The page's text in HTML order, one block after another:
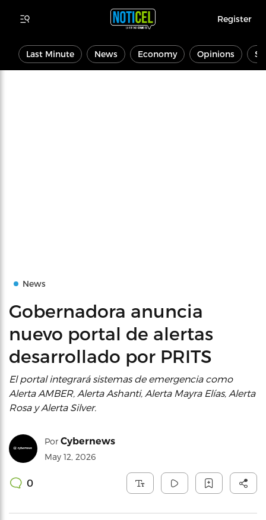
Register
Last Minute News Economy Opinions
News
Gobernadora anuncia
nuevo portal de alertas
desarrollado por PRITS
El portal integrará sistemas de emergencia como
Alerta AMBER, Alerta Ashanti, Alerta Mayra Elías, Alerta
Rosa y Alerta Silver.
Por Cybernews
May 12, 2026
0